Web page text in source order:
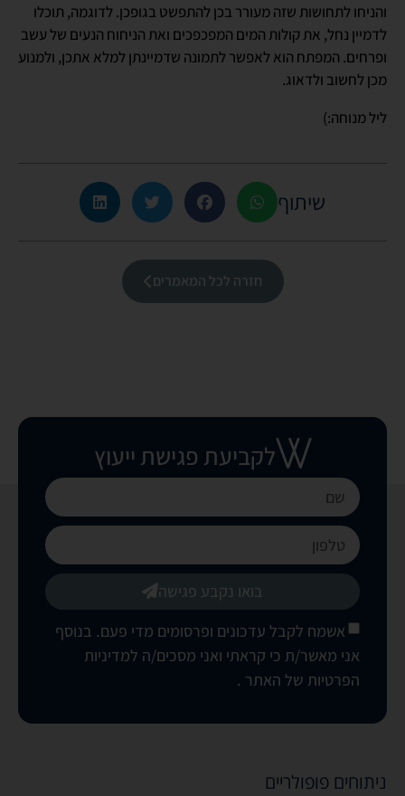
והניחו לתחושות שזה מעורר בכן להתפשט בגופכן. לדוגמה, תוכלו
לדמיין נחל, את קולות המים המפכפכים ואת הניחוח הנעים של עשב
ופרחים. המפתח הוא לאפשר לתמונה שדמיינתן למלא אתכן, ולמנוע
מכן לחשוב ולדאוג.
ליל מנוחה:)
שיתוף
חזרה לכל המאמרים
לקביעת פגישת ייעוץ
אשמח לקבל עדכונים ופרסומים מדי פעם. בנוסף
אני מאשר/ת כי קראתי ואני מסכים/ה למדיניות
הפרטיות של האתר .
בואו נקבע פגישה
ניתוחים פופולריים